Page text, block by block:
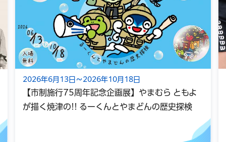
2026年6月13日～2026年10月18日
【市制施行75周年記念企画展】やまむら ともよ
が描く焼津の!! るーくんとやまどんの歴史探検